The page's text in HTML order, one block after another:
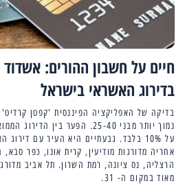
בדירוג האשראי בישראל
נמוך יותר מבני 25-40. הפער בין
על 10% בלבד. גבעתיים היא העיר עם
אחריה מדורגות מודיעין, קרית אונו, כפר
מאוד במקום ה- 31.